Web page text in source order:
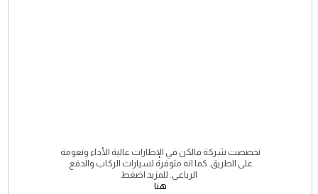
تخصصت شركة فالكن في الإطارات عالية الأداء ونعومة
على الطريق. كما انه متوفرة لسيارات الركاب والدفع
هنا